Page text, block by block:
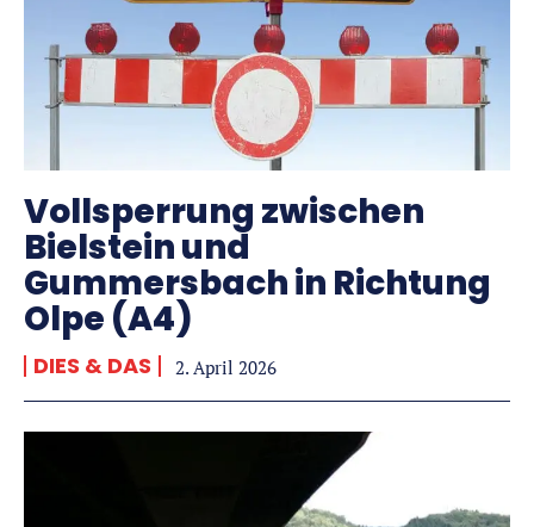
Vollsperrung zwischen
Bielstein und
Gummersbach in Richtung
Olpe (A4)
DIES & DAS 2. April 2026